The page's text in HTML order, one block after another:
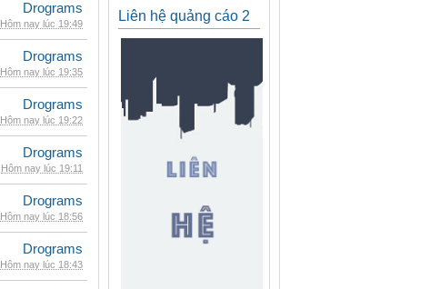
Drograms
Hôm nay lúc 19:49
Drograms
Hôm nay lúc 19:35
Drograms
Hôm nay lúc 19:22
Drograms
Hôm nay lúc 19:11
Drograms
Hôm nay lúc 18:56
Drograms
Hôm nay lúc 18:43
Liên hệ quảng cáo 2